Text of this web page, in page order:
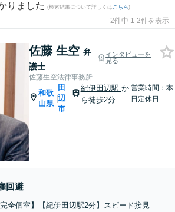
りました (検索結果について詳しくは こちら)
2件中 1-2件を表示
佐藤 生空 弁
護士
インタビューを
見る
佐藤生空法律事務所
和歌
山県
|
田
辺
市
紀伊田辺駅 か
ら徒歩2分
営業時間：本
日定休日
回避
全個室】【紀伊田辺駅2分】スピード接見